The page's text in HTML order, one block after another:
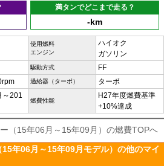
満タンでどこまで走る？
-km
使用燃料
エンジン
ハイオク
ガソリン
駆動方式 FF
過給器（ターボ） ターボ
～201
燃費性能
H27年度燃費基準
+10%達成
（15年06月～15年09月）の燃費TOPへ
年06月～15年09月モデル）の他のマイ